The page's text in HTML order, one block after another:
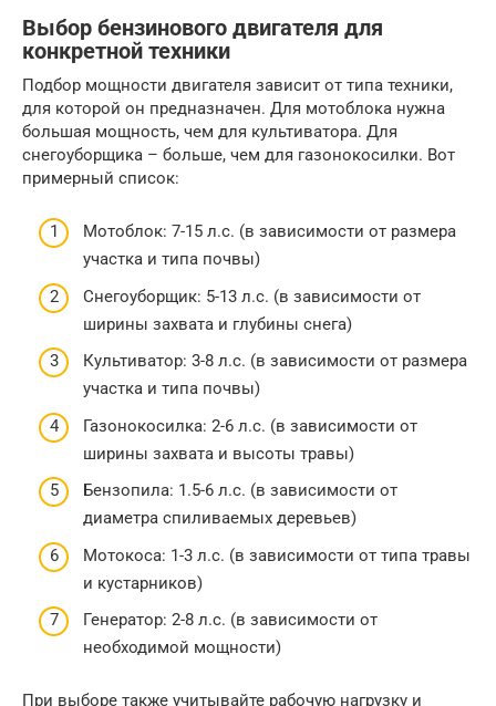
Выбор бензинового двигателя для
конкретной техники
Подбор мощности двигателя зависит от типа техники,
для которой он предназначен. Для мотоблока нужна
большая мощность, чем для культиватора. Для
снегоуборщика – больше, чем для газонокосилки. Вот
примерный список:
Мотоблок: 7-15 л.с. (в зависимости от размера
участка и типа почвы)
Снегоуборщик: 5-13 л.с. (в зависимости от
ширины захвата и глубины снега)
Культиватор: 3-8 л.с. (в зависимости от размера
участка и типа почвы)
Газонокосилка: 2-6 л.с. (в зависимости от
ширины захвата и высоты травы)
Бензопила: 1.5-6 л.с. (в зависимости от
диаметра спиливаемых деревьев)
Мотокоса: 1-3 л.с. (в зависимости от типа травы
и кустарников)
Генератор: 2-8 л.с. (в зависимости от
необходимой мощности)
При выборе также учитывайте рабочую нагрузку и